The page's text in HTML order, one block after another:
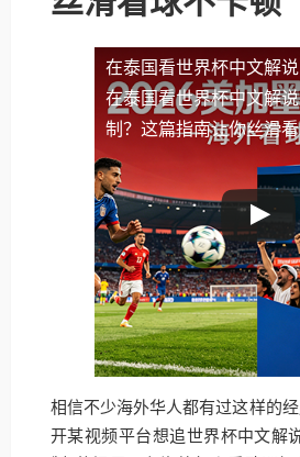
在泰国看世界杯中文解
在泰国看世界杯中文解
制？这篇指南让你丝滑
相信不少海外华人都有过这样的
开某视频平台想追世界杯中文解